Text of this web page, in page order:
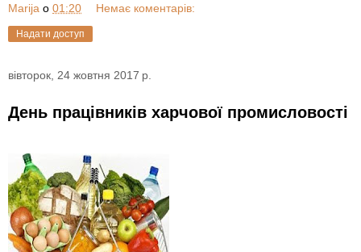
Marija о 01:20 Немає коментарів:
Надати доступ
вівторок, 24 жовтня 2017 р.
День працівників харчової промисловості